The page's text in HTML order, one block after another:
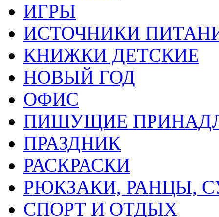
ИГРЫ
ИСТОЧНИКИ
КНИЖКИ ДЕТСКИЕ
НОВЫЙ ГОД
ОФИС
ПИШУЩИЕ
ПРАЗДНИК
РАСКРАСКИ
РЮКЗАКИ, РАНЦЫ,
СПОРТ И ОТДЫХ